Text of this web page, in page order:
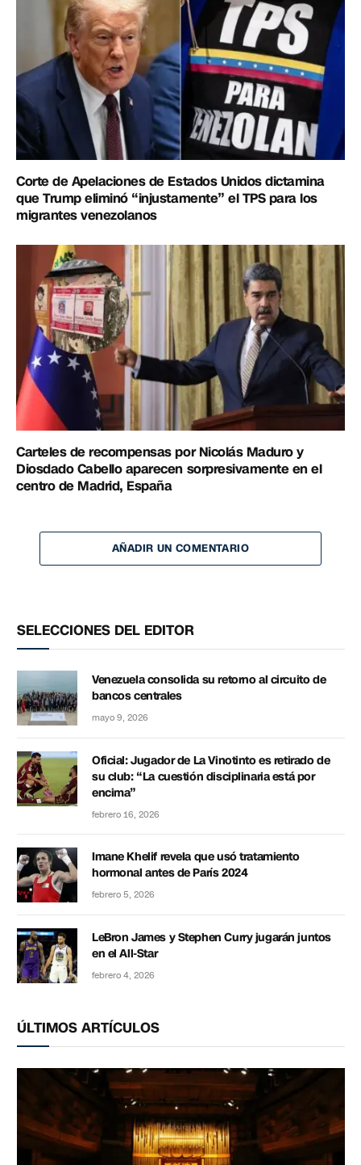
Corte de Apelaciones de Estados Unidos dictamina
que Trump eliminó “injustamente” el TPS para los
migrantes venezolanos
Carteles de recompensas por Nicolás Maduro y
Diosdado Cabello aparecen sorpresivamente en el
centro de Madrid, España
AÑADIR UN COMENTARIO
SELECCIONES DEL EDITOR
Venezuela consolida su retorno al circuito de
bancos centrales
mayo 9, 2026
Oficial: Jugador de La Vinotinto es retirado de
su club: “La cuestión disciplinaria está por
encima”
febrero 16, 2026
Imane Khelif revela que usó tratamiento
hormonal antes de París 2024
febrero 5, 2026
LeBron James y Stephen Curry jugarán juntos
en el All-Star
febrero 4, 2026
ÚLTIMOS ARTÍCULOS